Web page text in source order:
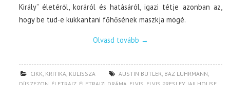
Király” életéről, koráról és hatásáról, igazi tétje azonban az,
hogy be tud-e kukkantani főhősének maszkja mögé.
Olvasd tovább →
CIKK, KRITIKA, KULISSZA AUSTIN BUTLER, BAZ LUHRMANN,